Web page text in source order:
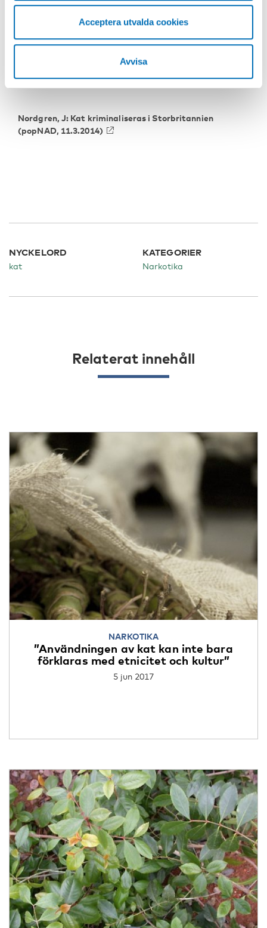
Acceptera utvalda cookies
Avvisa
Nordgren, J. (2015): Targeting khat or targeting
khat abuse among Somali immigrants in Scandinavia.
Nordic Studies on Alcohol and Drugs 32(4), 375-394
Nordgren, J: Kat kriminaliseras i Storbritannien
(popNAD, 11.3.2014)
NYCKELORD
kat
KATEGORIER
Narkotika
Relaterat innehåll
NARKOTIKA
”Användningen av kat kan inte bara
förklaras med etnicitet och kultur”
5 jun 2017